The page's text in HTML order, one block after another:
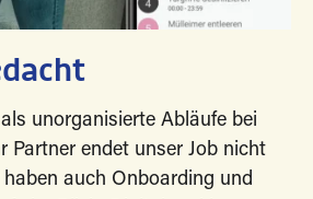
unorganisierte Abläufe bei
Partner endet unser Job nicht
auch Onboarding und